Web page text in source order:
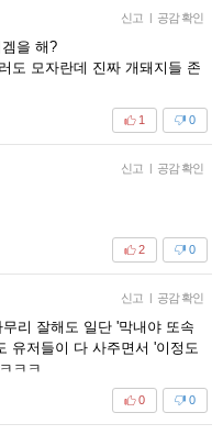
신고 | 공감 확인
을 해?
도 모자란데 진짜 개돼지들 존
0
1
신고 | 공감 확인
0
2
신고 | 공감 확인
리 잘해도 일단 '막내야 또속
유저들이 다 사주면서 '이정도
ㅋㅋ
0
0